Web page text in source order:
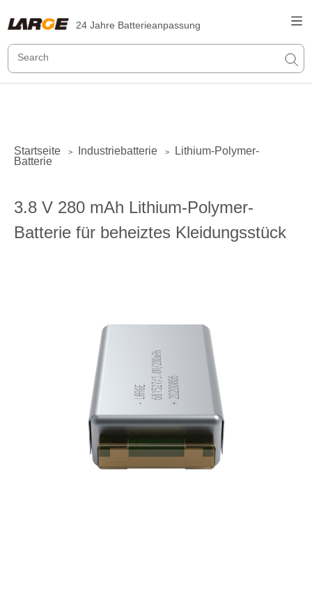
24 Jahre Batterieanpassung
Startseite > Industriebatterie >
Lithium-Polymer-
Batterie
3.8 V 280 mAh Lithium-Polymer-
Batterie für beheiztes Kleidungsstück